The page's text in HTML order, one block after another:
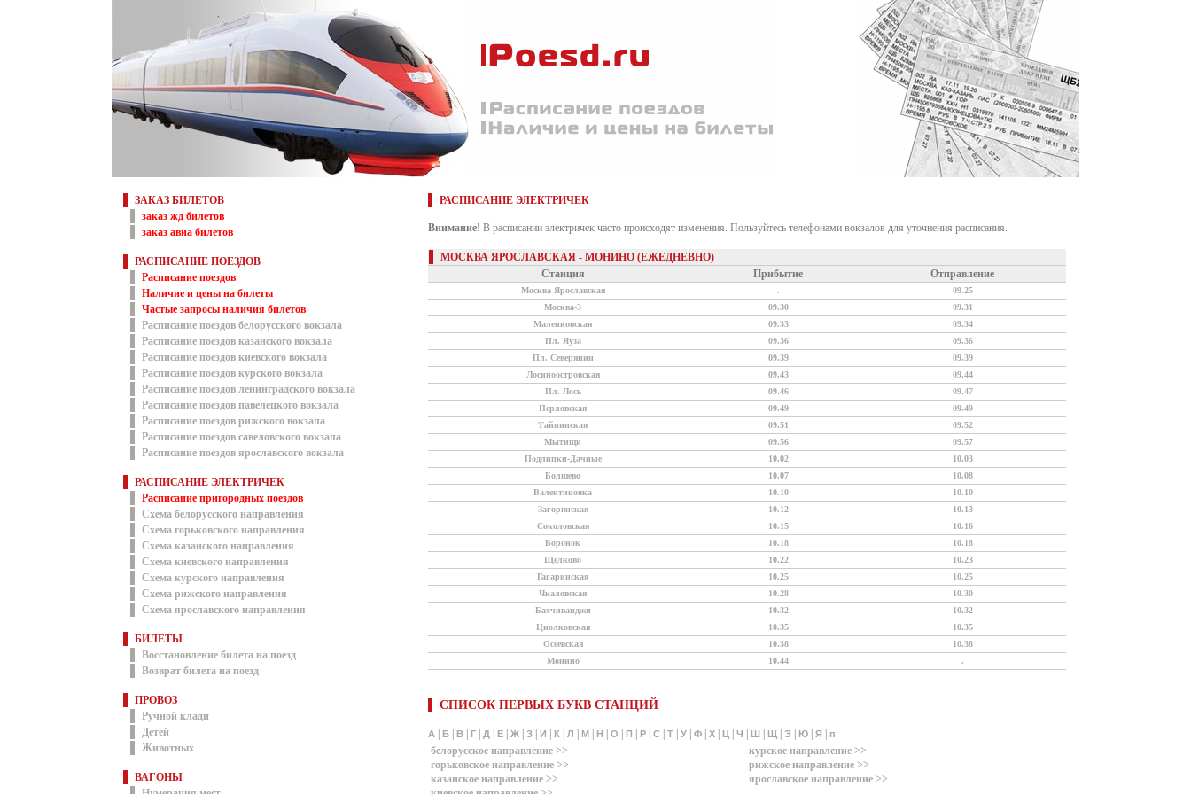
ЗАКАЗ БИЛЕТОВ
заказ жд билетов
заказ авиа билетов
РАСПИСАНИЕ ПОЕЗДОВ
Расписание поездов
Наличие и цены на билеты
Частые запросы наличия билетов
Расписание поездов белорусского вокзала
Расписание поездов казанского вокзала
Расписание поездов киевского вокзала
Расписание поездов курского вокзала
Расписание поездов ленинградского вокзала
Расписание поездов павелецкого вокзала
Расписание поездов рижского вокзала
Расписание поездов савеловского вокзала
Расписание поездов ярославского вокзала
РАСПИСАНИЕ ЭЛЕКТРИЧЕК
Расписание пригородных поездов
Схема белорусского направления
Схема горьковского направления
Схема казанского направления
Схема киевского направления
Схема курского направления
Схема рижского направления
Схема ярославского направления
БИЛЕТЫ
Восстановление билета на поезд
Возврат билета на поезд
ПРОВОЗ
Ручной клади
Детей
Животных
ВАГОНЫ
РАСПИСАНИЕ ЭЛЕКТРИЧЕК
Внимание! В расписании электричек часто происходят изменения. Пользуйтесь телефонами вокзалов для уточнения расписания.
МОСКВА ЯРОСЛАВСКАЯ - МОНИНО (ЕЖЕДНЕВНО)
Станция
Прибытие Отправление
Москва Ярославская .
09.25
Москва-3
09.30
09.31
Маленковская
09.33
09.34
Пл. Яуза
09.36
09.36
Пл. Северянин
09.39
09.39
Лосиноостровская
09.43
09.44
Пл. Лось
09.46
09.47
Перловская
09.49
09.49
Тайнинская
09.51
09.52
Мытищи
09.56
09.57
Подлипки-Дачные
10.02
10.03
Болшево
10.07
10.08
Валентиновка
10.10
10.10
Загорянская
10.12
10.13
Соколовская
10.15
10.16
Воронок
10.18
10.18
Щелково
10.22
10.23
Гагаринская
10.25
10.25
Чкаловская
10.28
10.30
Бахчиванджи
10.32
10.32
Циолковская
10.35
10.35
Осеевская
10.38
10.38
Монино
10.44 .
СПИСОК ПЕРВЫХ БУКВ СТАНЦИЙ
А Б В Г Д Е Ж З И К Л М Н О П Р С Т У Ф Х Ц Ч Ш Щ Э Ю Я п
белорусское направление >>
горьковское направление >>
казанское направление >>
курское направление >>
рижское направление >>
ярославское направление >>